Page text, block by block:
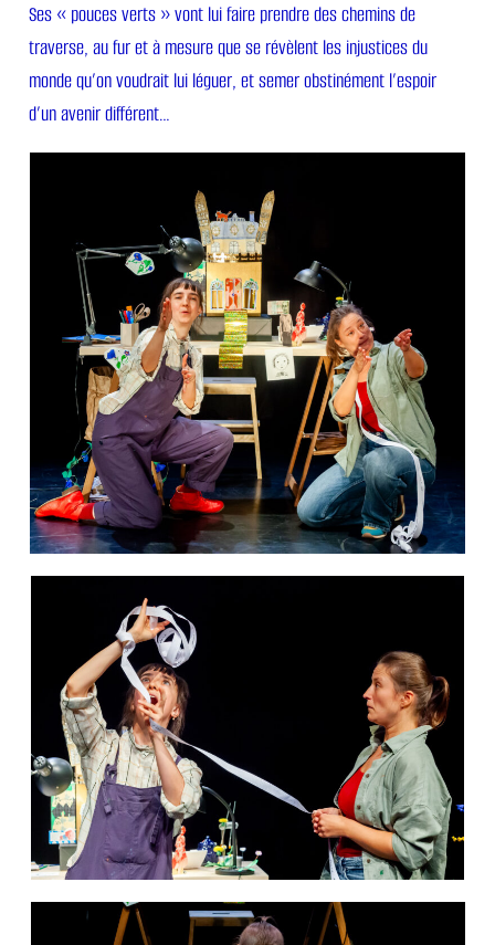
Ses « pouces verts » vont lui faire prendre des chemins de
traverse, au fur et à mesure que se révèlent les injustices du
monde qu’on voudrait lui léguer, et semer obstinément l’espoir
d’un avenir différent…